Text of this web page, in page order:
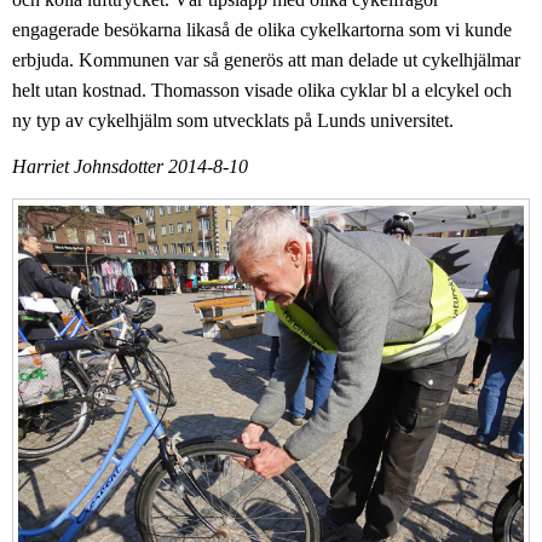
engagerade besökarna likaså de olika cykelkartorna som vi kunde
erbjuda. Kommunen var så generös att man delade ut cykelhjälmar
helt utan kostnad. Thomasson visade olika cyklar bl a elcykel och
ny typ av cykelhjälm som utvecklats på Lunds universitet.
Harriet Johnsdotter 2014-8-10